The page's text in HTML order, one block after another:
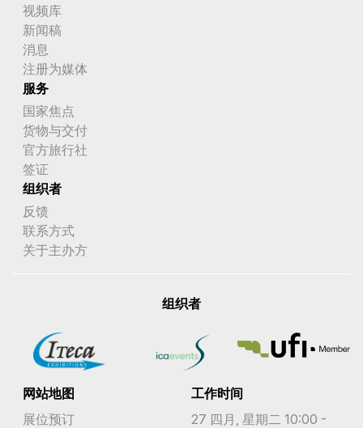
视频库
新闻稿
消息
注册为媒体
服务
国家焦点
货物与交付
官方旅行社
签证
组织者
反馈
联系方式
关于主办方
组织者
网站地图
展位预订
工作时间
27 四月, 星期二 10:00 -